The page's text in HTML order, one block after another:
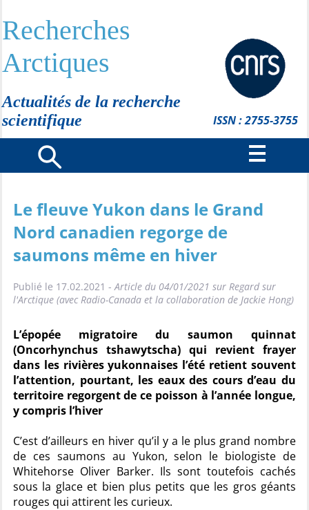
Recherches
Arctiques
Actualités de la recherche
scientifique
ISSN : 2755-3755
Le fleuve Yukon dans le Grand
Nord canadien regorge de
saumons même en hiver
Publié le 17.02.2021 -Article du 04/01/2021 sur Regard sur
l'Arctique (avec Radio-Canada et la collaboration de Jackie Hong)
L’épopée migratoire du saumon quinnat
(Oncorhynchus tshawytscha) qui revient frayer
dans les rivières yukonnaises l’été retient souvent
l’attention, pourtant, les eaux des cours d’eau du
territoire regorgent de ce poisson à l’année longue,
y compris l’hiver
C’est d’ailleurs en hiver qu’il y a le plus grand nombre
de ces saumons au Yukon, selon le biologiste de
Whitehorse Oliver Barker. Ils sont toutefois cachés
sous la glace et bien plus petits que les gros géants
rouges qui attirent les curieux.